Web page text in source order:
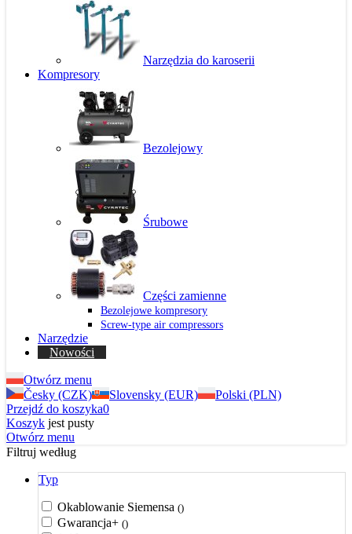
Narzędzia do karoserii
Kompresory
Bezolejowy
Śrubowe
Części zamienne
Bezolejowe kompresory
Screw-type air compressors
Narzędzie
Nowości
Otwórz menu
Česky (CZK)
Slovensky (EUR)
Polski (PLN)
Przejdź do koszyka0
Koszyk jest pusty
Otwórz menu
Filtruj według
Typ
Okablowanie Siemensa ()
Gwarancja+ ()